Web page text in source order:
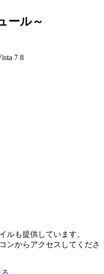
ール～
7 8
ルも提供しています。
ンからアクセスしてくださ